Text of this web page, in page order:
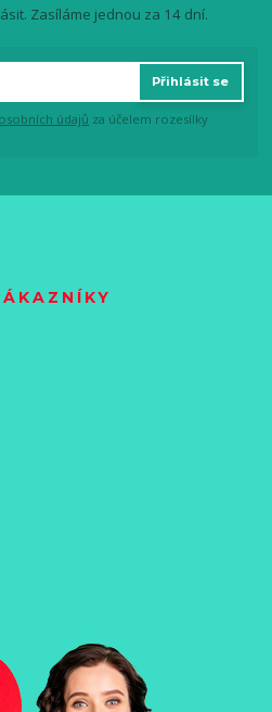
Zasíláme jednou za 14 dní.
Přihlásit se
údajů za účelem rozesílky